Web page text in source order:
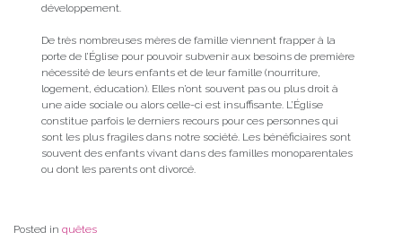
développement.
De très nombreuses mères de famille viennent frapper à la
porte de l’Église pour pouvoir subvenir aux besoins de première
nécessité de leurs enfants et de leur famille (nourriture,
logement, éducation). Elles n’ont souvent pas ou plus droit à
une aide sociale ou alors celle-ci est insuffisante. L’Église
constitue parfois le derniers recours pour ces personnes qui
sont les plus fragiles dans notre société. Les bénéficiaires sont
souvent des enfants vivant dans des familles monoparentales
ou dont les parents ont divorcé.
Posted in quêtes